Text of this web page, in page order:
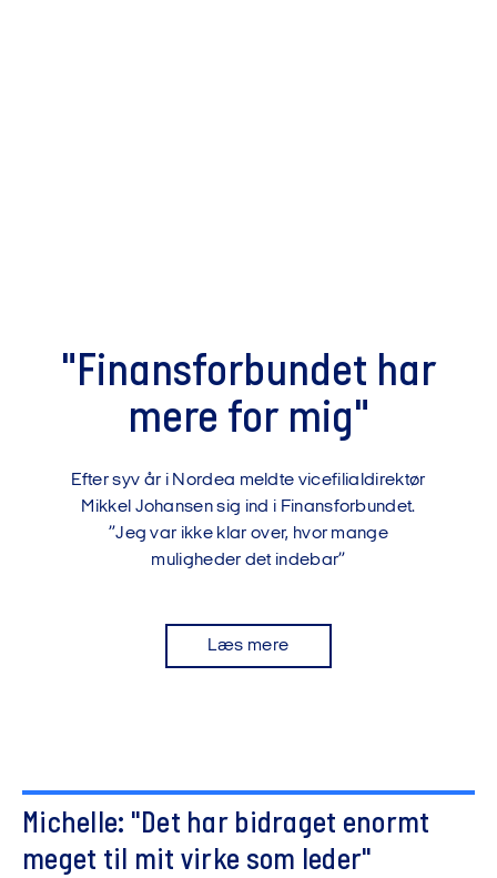
"Finans­forbundet har
mere for mig"
Efter syv år i Nordea meldte vicefilialdirektør
Mikkel Johansen sig ind i Finansforbundet.
”Jeg var ikke klar over, hvor mange
muligheder det indebar”
Læs mere
Vi må desværre ikke vise dig videoen,
før du har accepteret funktionelle
Michelle: "Det har bidraget enormt
meget til mit virke som leder"